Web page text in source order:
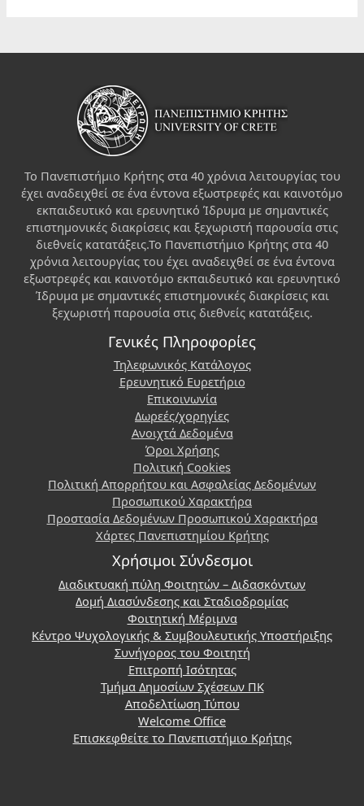
Το Πανεπιστήμιο Κρήτης στα 40 χρόνια λειτουργίας του
έχει αναδειχθεί σε ένα έντονα εξωστρεφές και καινοτόμο
εκπαιδευτικό και ερευνητικό Ίδρυμα με σημαντικές
επιστημονικές διακρίσεις και ξεχωριστή παρουσία στις
διεθνείς κατατάξεις.Το Πανεπιστήμιο Κρήτης στα 40
χρόνια λειτουργίας του έχει αναδειχθεί σε ένα έντονα
εξωστρεφές και καινοτόμο εκπαιδευτικό και ερευνητικό
Ίδρυμα με σημαντικές επιστημονικές διακρίσεις και
ξεχωριστή παρουσία στις διεθνείς κατατάξεις.
Γενικές Πληροφορίες
Τηλεφωνικός Κατάλογος
Ερευνητικό Ευρετήριο
Επικοινωνία
Δωρεές/χορηγίες
Ανοιχτά Δεδομένα
Όροι Χρήσης
Πολιτική Cookies
Πολιτική Απορρήτου και Ασφαλείας Δεδομένων
Προσωπικού Χαρακτήρα
Προστασία Δεδομένων Προσωπικού Χαρακτήρα
Χάρτες Πανεπιστημίου Κρήτης
Χρήσιμοι Σύνδεσμοι
Διαδικτυακή πύλη Φοιτητών – Διδασκόντων
Δομή Διασύνδεσης και Σταδιοδρομίας
Φοιτητική Μέριμνα
Κέντρο Ψυχολογικής & Συμβουλευτικής Υποστήριξης
Συνήγορος του Φοιτητή
Επιτροπή Ισότητας
Τμήμα Δημοσίων Σχέσεων ΠΚ
Αποδελτίωση Τύπου
Welcome Office
Επισκεφθείτε το Πανεπιστήμιο Κρήτης